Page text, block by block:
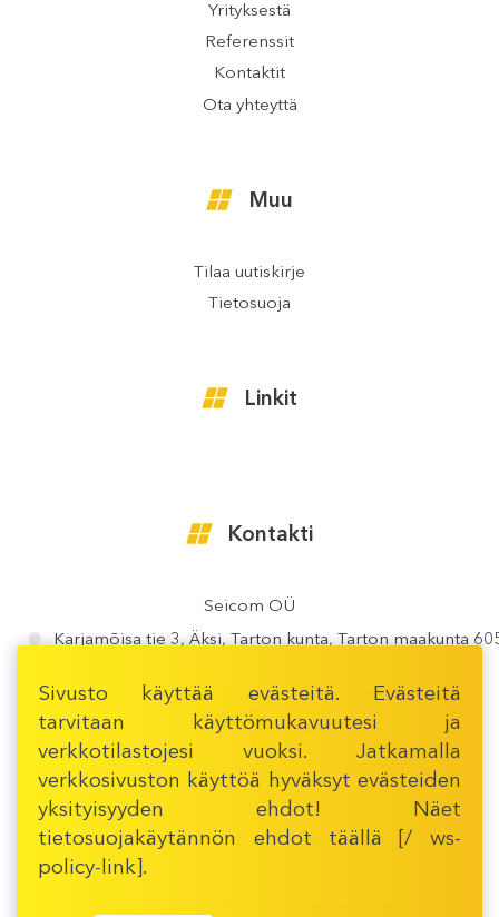
Yrityksestä
Referenssit
Kontaktit
Ota yhteyttä
Muu
Tilaa uutiskirje
Tietosuoja
Linkit
Kontakti
Seicom OÜ
Karjamõisa tie 3, Äksi, Tarton kunta, Tarton maakunta
AVAA TÄSMÄLLISEMPI KARTTA
Sivusto käyttää evästeitä. Evästeitä
tarvitaan käyttömukavuutesi ja
verkkotilastojesi vuoksi. Jatkamalla
verkkosivuston käyttöä hyväksyt evästeiden
yksityisyyden ehdot! Näet
tietosuojakäytännön ehdot täällä [/ ws-
policy-link].